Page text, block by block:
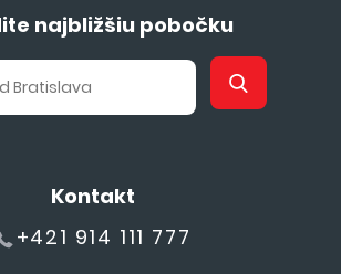
najbližšiu pobočku
Kontakt
+421 914 111 777